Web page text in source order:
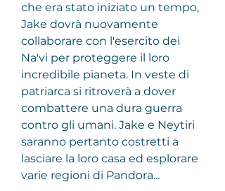
che era stato iniziato un tempo,
Jake dovrà nuovamente
collaborare con l'esercito dei
Na'vi per proteggere il loro
incredibile pianeta. In veste di
patriarca si ritroverà a dover
combattere una dura guerra
contro gli umani. Jake e Neytiri
saranno pertanto costretti a
lasciare la loro casa ed esplorare
varie regioni di Pandora...